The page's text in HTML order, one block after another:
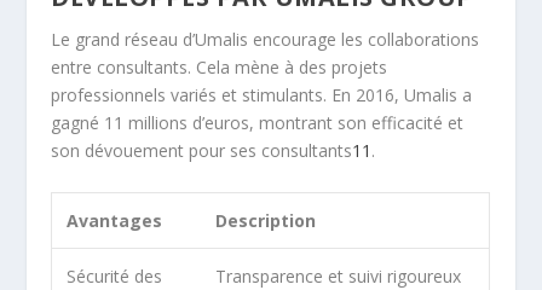
Le grand réseau d’Umalis encourage les collaborations
entre consultants. Cela mène à des projets
professionnels variés et stimulants. En 2016, Umalis a
gagné 11 millions d’euros, montrant son efficacité et
son dévouement pour ses consultants11 .
Avantages Description
Sécurité des
Transparence et suivi rigoureux